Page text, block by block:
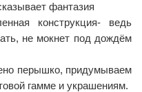
фантазия
конструкция- ведь
не мокнет под дождём
перышко, придумываем
гамме и украшениям.